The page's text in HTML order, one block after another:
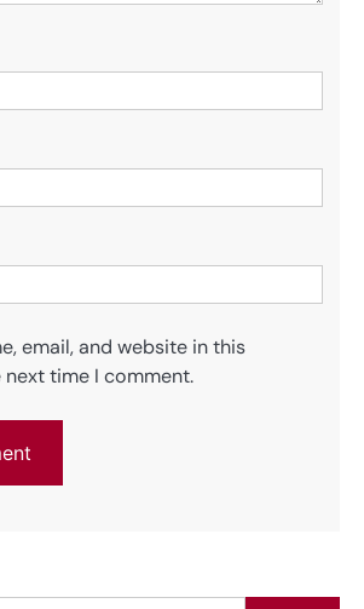
email, and website in this
time I comment.